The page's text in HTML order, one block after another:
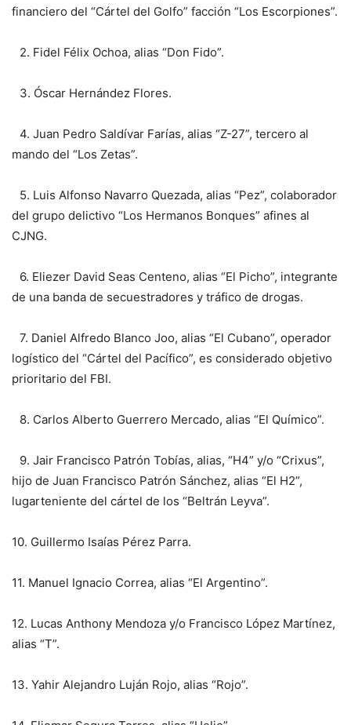
financiero del “Cártel del Golfo” facción “Los Escorpiones”.
2.⁠ ⁠Fidel Félix Ochoa, alias “Don Fido”.
3.⁠ ⁠Óscar Hernández Flores.
4.⁠ ⁠Juan Pedro Saldívar Farías, alias “Z-27”, tercero al
mando del “Los Zetas”.
5.⁠ ⁠Luis Alfonso Navarro Quezada, alias “Pez”, colaborador
del grupo delictivo “Los Hermanos Bonques” afines al
CJNG.
6.⁠ ⁠Eliezer David Seas Centeno, alias “El Picho”, integrante
de una banda de secuestradores y tráfico de drogas.
7.⁠ ⁠Daniel Alfredo Blanco Joo, alias “El Cubano”, operador
logístico del “Cártel del Pacífico”, es considerado objetivo
prioritario del FBI.
8.⁠ ⁠Carlos Alberto Guerrero Mercado, alias “El Químico”.
9.⁠ ⁠Jair Francisco Patrón Tobías, alias, “H4” y/o “Crixus”,
hijo de Juan Francisco Patrón Sánchez, alias “El H2”,
lugarteniente del cártel de los “Beltrán Leyva”.
10.⁠ ⁠Guillermo Isaías Pérez Parra.
11.⁠ ⁠Manuel Ignacio Correa, alias “El Argentino”.
12.⁠ ⁠Lucas Anthony Mendoza y/o Francisco López Martínez,
alias “T”.
13.⁠ ⁠Yahir Alejandro Luján Rojo, alias “Rojo”.